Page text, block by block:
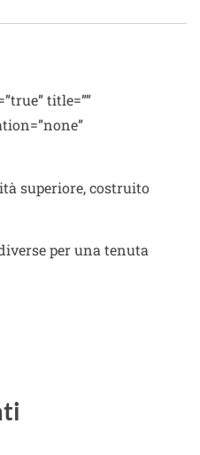
title=””
superiore, costruito
per una tenuta